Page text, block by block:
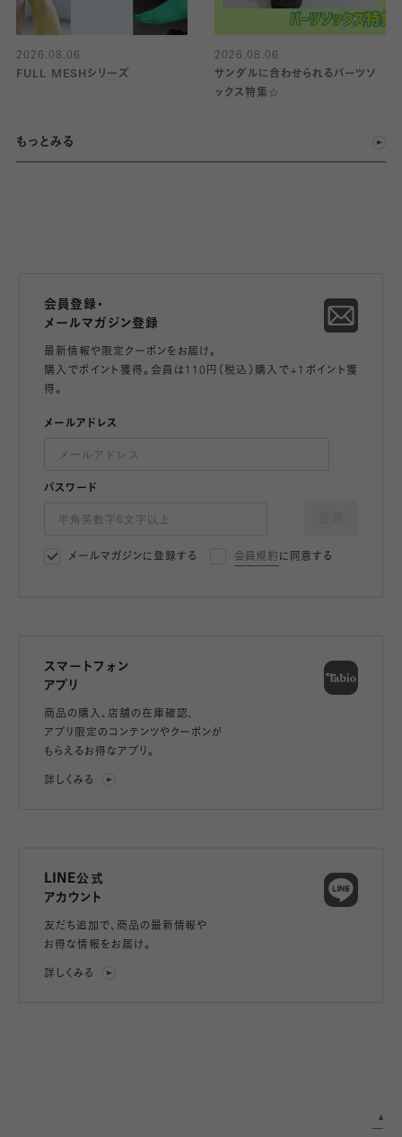
2026.08.06
FULL MESHシリーズ
2026.08.06
サンダルに合わせられるパーツソ
ックス特集☆
もっとみる
会員登録・
メールマガジン登録
最新情報や限定クーポンをお届け。
購入でポイント獲得。会員は110円（税込）購入で+1ポイント獲
得。
メールアドレス
パスワード
メールマガジンに登録する 会員規約 に同意する
スマートフォン
アプリ
商品の購入、店舗の在庫確認、
アプリ限定のコンテンツやクーポンが
もらえるお得なアプリ。
詳しくみる
LINE公式
アカウント
友だち追加で、 商品の最新情報や
お得な情報をお届け。
詳しくみる